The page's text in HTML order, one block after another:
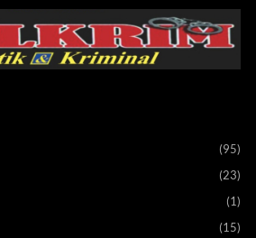
(95)
(23)
(1)
(15)